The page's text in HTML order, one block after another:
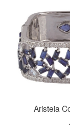
Aristeia